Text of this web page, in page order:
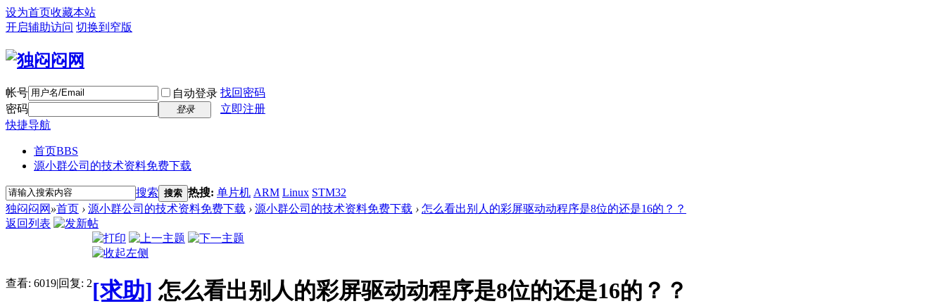
设为首页收藏本站
开启辅助访问 切换到窄版
帐号 自动登录 找回密码
密码
登录
立即注册
快捷导航
首页BBS
源小群公司的技术资料免费下载
搜索 搜索 热搜: 单片机 ARM Linux STM32
独闷闷网 »首页 › 源小群公司的技术资料免费下载 › 源小群公司的技术资料免费下载 › 怎么看出别人的彩屏驱动动程序是8位的还是16的？？
返回列表
查看: 6019|回复: 2[求助] 怎么看出别人的彩屏驱动动程序是8位的还是16的？？